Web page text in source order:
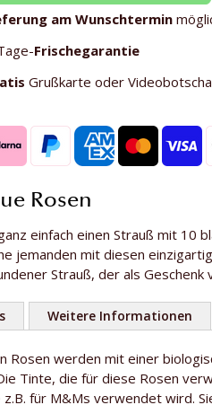
am Wunschtermin
Frischegarantie
Grußkarte oder
Rosen
einfach einen Strauß mit 10
jemanden mit diesen
Strauß, der als Geschenk
10
Rose
ca. 60 cm
Weitere Informationen
Rosen werden mit einer
Tinte, die für diese Rosen
für M&Ms verwendet wird.